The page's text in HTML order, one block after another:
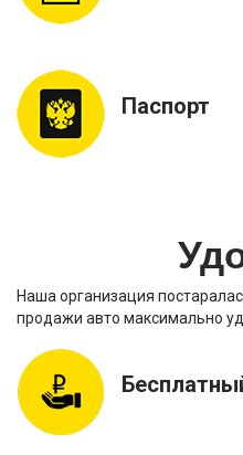
Паспорт
Наша организация
продажи авто максимально